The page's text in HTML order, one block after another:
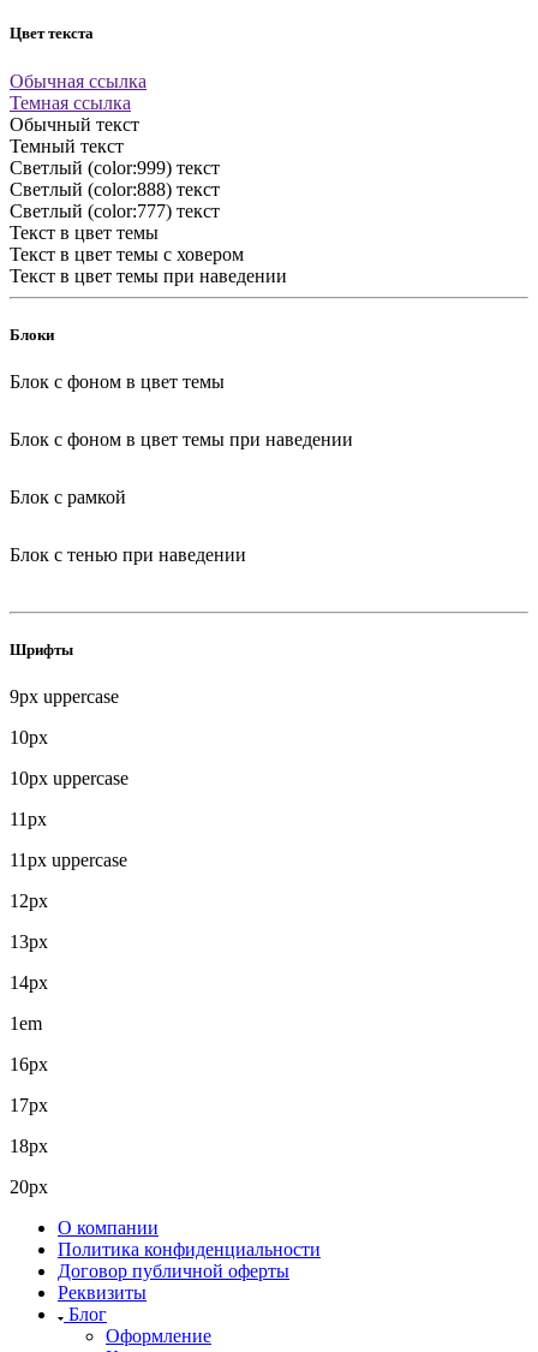
Цвет текста
Обычная ссылка
Темная ссылка
Обычный текст
Темный текст
Светлый (color:999) текст
Светлый (color:888) текст
Светлый (color:777) текст
Текст в цвет темы
Текст в цвет темы с ховером
Текст в цвет темы при наведении
Блоки
Блок с фоном в цвет темы
Блок с фоном в цвет темы при наведении
Блок с рамкой
Блок с тенью при наведении
Шрифты
9px uppercase
10px
10px uppercase
11px
11px uppercase
12px
13px
14px
1em
16px
17px
18px
20px
О компании
Политика конфиденциальности
Договор публичной оферты
Реквизиты
Блог
Оформление